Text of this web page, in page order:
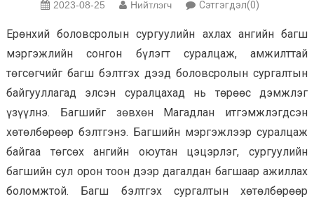
2023-08-25 Нийтлэгч Сэтгэгдэл(0)
Ерөнхий боловсролын сургуулийн ахлах ангийн багш
мэргэжлийн сонгон бүлэгт суралцаж, амжилттай
төгсөгчийг багш бэлтгэх дээд боловсролын сургалтын
байгууллагад элсэн суралцахад нь төрөөс дэмжлэг
үзүүлнэ. Багшийг зөвхөн Магадлан итгэмжлэгдсэн
хөтөлбөрөөр бэлтгэнэ. Багшийн мэргэжлээр суралцаж
байгаа төгсөх ангийн оюутан цэцэрлэг, сургуулийн
багшийн сул орон тоон дээр дагалдан багшаар ажиллах
боломжтой. Багш бэлтгэх сургалтын хөтөлбөрөөр